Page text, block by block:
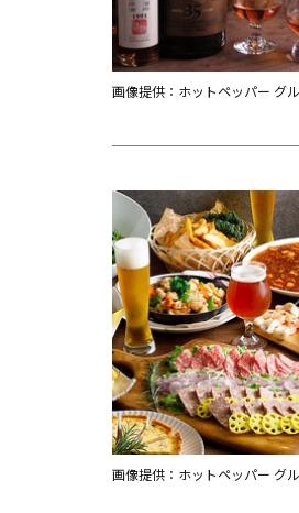
画像提供：ホットペッパー グ
画像提供：ホットペッパー グ